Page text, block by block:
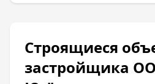
свой опыт качественной
умеренным ценам для
покупателям
Строящиеся
застройщика